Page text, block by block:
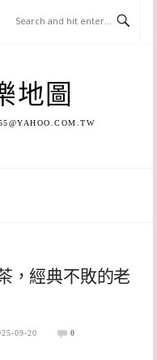
地圖
，經典不敗的老
09-20 0